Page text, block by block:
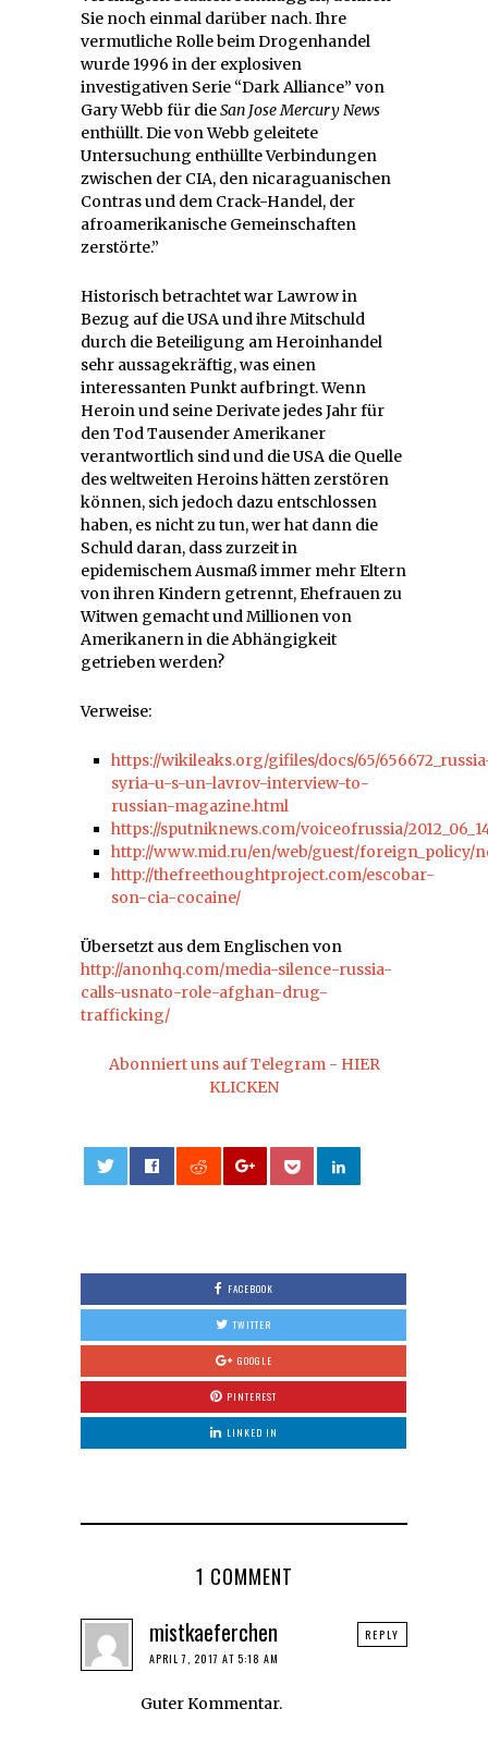
Sie noch einmal darüber nach. Ihre
vermutliche Rolle beim Drogenhandel
wurde 1996 in der explosiven
investigativen Serie “Dark Alliance” von
Gary Webb für dieSan Jose Mercury News
enthüllt. Die von Webb geleitete
Untersuchung enthüllte Verbindungen
zwischen der CIA, den nicaraguanischen
Contras und dem Crack-Handel, der
afroamerikanische Gemeinschaften
zerstörte.”
Historisch betrachtet war Lawrow in
Bezug auf die USA und ihre Mitschuld
durch die Beteiligung am Heroinhandel
sehr aussagekräftig, was einen
interessanten Punkt aufbringt. Wenn
Heroin und seine Derivate jedes Jahr für
den Tod Tausender Amerikaner
verantwortlich sind und die USA die Quelle
des weltweiten Heroins hätten zerstören
können, sich jedoch dazu entschlossen
haben, es nicht zu tun, wer hat dann die
Schuld daran, dass zurzeit in
epidemischem Ausmaß immer mehr Eltern
von ihren Kindern getrennt, Ehefrauen zu
Witwen gemacht und Millionen von
Amerikanern in die Abhängigkeit
getrieben werden?
Verweise:
https://wikileaks.org/gifiles/docs/65/
syria-u-s-un-lavrov-interview-to-
russian-magazine.html
https://sputniknews.com/voiceofrussia/
http://www.mid.ru/en/web/guest/foreign_policy/
http://thefreethoughtproject.com/escobar-
son-cia-cocaine/
Übersetzt aus dem Englischen von
http://anonhq.com/media-silence-russia-
calls-usnato-role-afghan-drug-
trafficking/
Abonniert uns auf Telegram - HIER
KLICKEN
FACEBOOK
TWITTER
GOOGLE
PINTEREST
LINKED IN
1 COMMENT
mistkaeferchen
APRIL 7, 2017 AT 5:18 AM
Guter Kommentar.
REPLY